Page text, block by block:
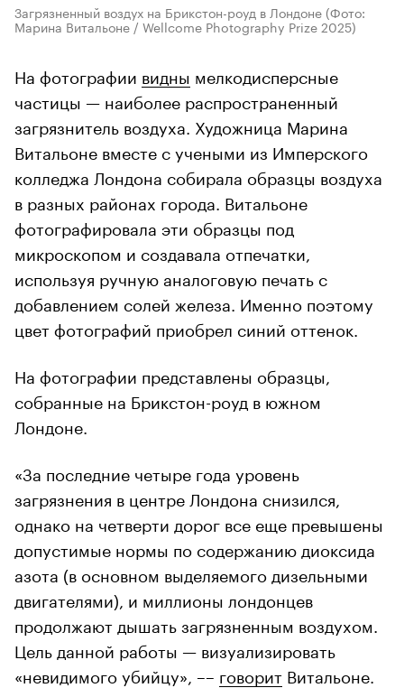
Загрязненный воздух на Брикстон-роуд в Лондоне (Фото:
Марина Витальоне / Wellcome Photography Prize 2025)
На фотографии видны мелкодисперсные
частицы — наиболее распространенный
загрязнитель воздуха. Художница Марина
Витальоне вместе с учеными из Имперского
колледжа Лондона собирала образцы воздуха
в разных районах города. Витальоне
фотографировала эти образцы под
микроскопом и создавала отпечатки,
используя ручную аналоговую печать с
добавлением солей железа. Именно поэтому
цвет фотографий приобрел синий оттенок.
На фотографии представлены образцы,
собранные на Брикстон-роуд в южном
Лондоне.
«За последние четыре года уровень
загрязнения в центре Лондона снизился,
однако на четверти дорог все еще превышены
допустимые нормы по содержанию диоксида
азота (в основном выделяемого дизельными
двигателями), и миллионы лондонцев
продолжают дышать загрязненным воздухом.
Цель данной работы — визуализировать
«невидимого убийцу», –– говорит Витальоне.